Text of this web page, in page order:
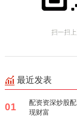
最近发表
01
配资资深炒股
现财富